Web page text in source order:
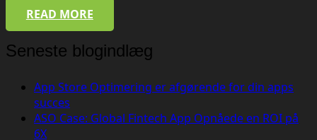
READ MORE
Seneste blogindlæg
App Store Optimering er afgørende for din apps
succes
ASO Case: Global Fintech App Opnåede en ROI på
6X